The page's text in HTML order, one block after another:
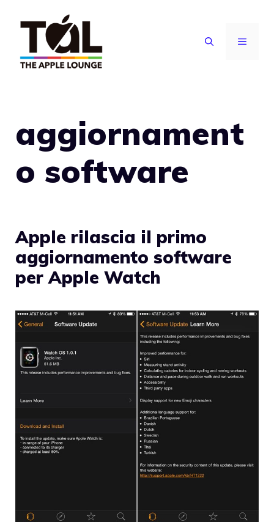
contenuto
MENU
aggiornament
o software
Apple rilascia il primo
aggiornamento software
per Apple Watch